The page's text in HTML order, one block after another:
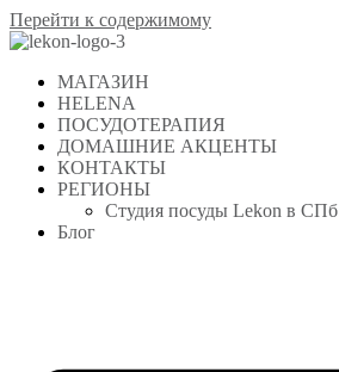
Перейти к содержимому
МАГАЗИН
HELENA
ПОСУДОТЕРАПИЯ
ДОМАШНИЕ АКЦЕНТЫ
КОНТАКТЫ
РЕГИОНЫ
Студия посуды Lekon в СПб
Блог